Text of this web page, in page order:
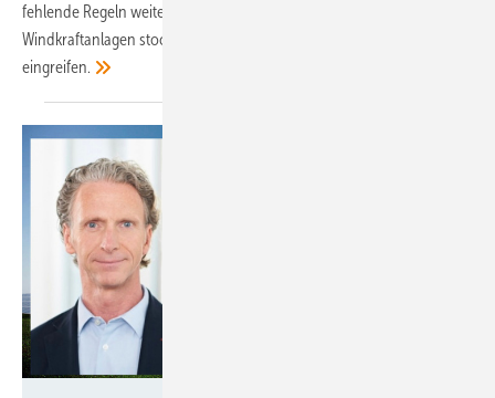
fehlende Regeln weiterhin den Ausbau von größeren Solarparks und
Windkraftanlagen stocken lassen. Die EU sollte dringend
eingreifen.